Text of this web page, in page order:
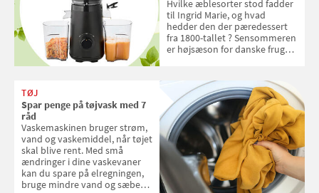
Hvilke æblesorter stod fadder
til Ingrid Marie, og hvad
hedder den der pæredessert
fra 1800-tallet ? Sensommeren
er højsæson for danske fruger,
favoritter. Det fejrer Samvirke
med en quiz om alt det danske
frugt, vi elsker. Konkurrencen
slutter fredag d. 18. september
2026
TØJ
Spar penge på tøjvask med 7
råd
Vaskemaskinen bruger strøm,
vand og vaskemiddel, når tøjet
skal blive rent. Med små
ændringer i dine vaskevaner
kan du spare på elregningen,
bruge mindre vand og sæbe